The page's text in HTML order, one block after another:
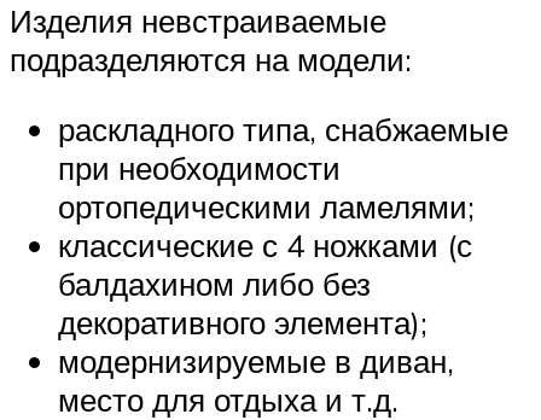
Изделия невстраиваемые
подразделяются на модели:
раскладного типа, снабжаемые
при необходимости
ортопедическими ламелями;
классические с 4 ножками (с
балдахином либо без
декоративного элемента);
модернизируемые в диван,
место для отдыха и т.д.